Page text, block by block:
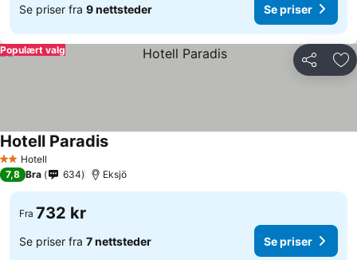
Se priser fra 9 nettsteder Se priser
Del
Populært valg
2 Stjerner
Hotell
Hotell ParadisSe priser
7,8 Bra 634 Eksjö
Fra 732 kr
Se priser fra 7 nettsteder Se priser